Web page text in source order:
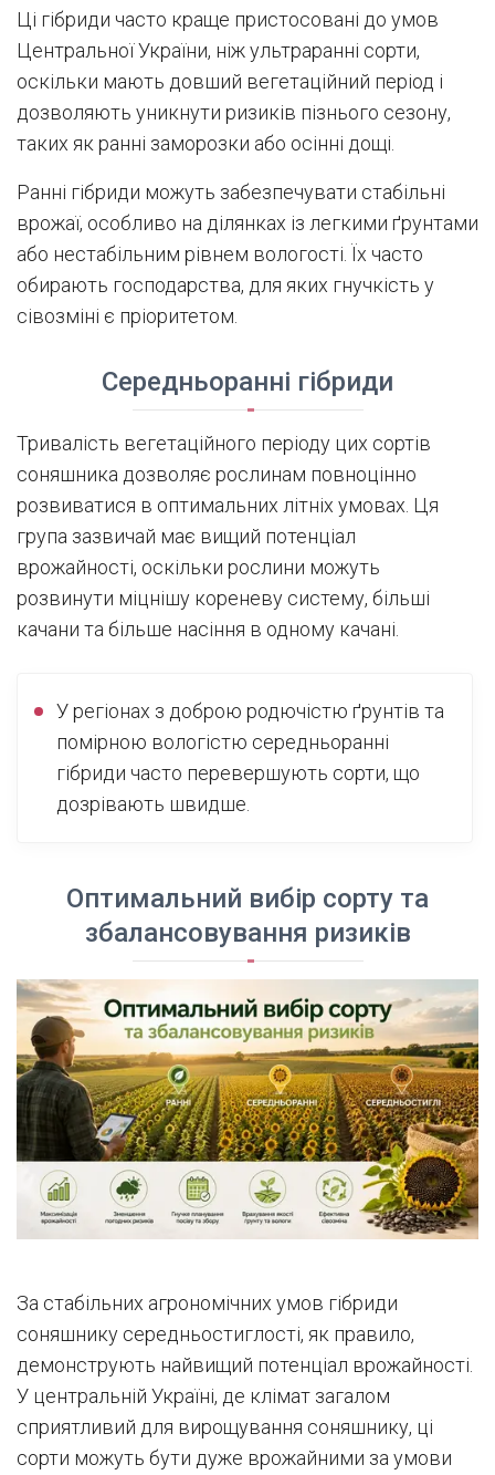
Ці гібриди часто краще пристосовані до умов
Центральної України, ніж ультраранні сорти,
оскільки мають довший вегетаційний період і
дозволяють уникнути ризиків пізнього сезону,
таких як ранні заморозки або осінні дощі.
Ранні гібриди можуть забезпечувати стабільні
врожаї, особливо на ділянках із легкими ґрунтами
або нестабільним рівнем вологості. Їх часто
обирають господарства, для яких гнучкість у
сівозміні є пріоритетом.
Середньоранні гібриди
Тривалість вегетаційного періоду цих сортів
соняшника дозволяє рослинам повноцінно
розвиватися в оптимальних літніх умовах. Ця
група зазвичай має вищий потенціал
врожайності, оскільки рослини можуть
розвинути міцнішу кореневу систему, більші
качани та більше насіння в одному качані.
У регіонах з доброю родючістю ґрунтів та
помірною вологістю середньоранні
гібриди часто перевершують сорти, що
дозрівають швидше.
Оптимальний вибір сорту та
збалансовування ризиків
За стабільних агрономічних умов гібриди
соняшнику середньостиглості, як правило,
демонструють найвищий потенціал врожайності.
У центральній Україні, де клімат загалом
сприятливий для вирощування соняшнику, ці
сорти можуть бути дуже врожайними за умови